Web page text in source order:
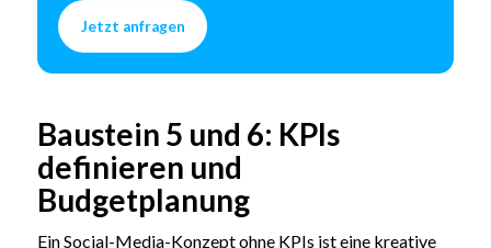
Jetzt anfragen
Baustein 5 und 6: KPIs
definieren und
Budgetplanung
Ein Social-Media-Konzept ohne KPIs ist eine kreative